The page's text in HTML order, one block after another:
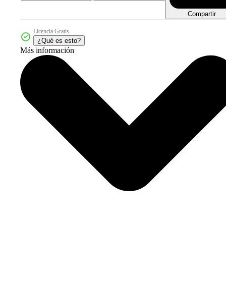
Compartir
Licencia Gratis
¿Qué es esto?
Más información